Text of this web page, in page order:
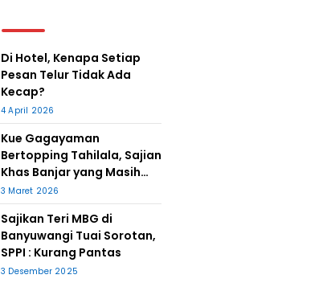
Di Hotel, Kenapa Setiap
Pesan Telur Tidak Ada
Kecap?
4 April 2026
Kue Gagayaman
Bertopping Tahilala, Sajian
Khas Banjar yang Masih
Bertahan
3 Maret 2026
Sajikan Teri MBG di
Banyuwangi Tuai Sorotan,
SPPI : Kurang Pantas
3 Desember 2025